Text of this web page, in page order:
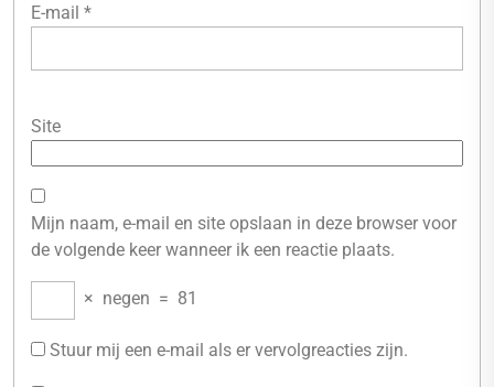
E-mail *
Site
Mijn naam, e-mail en site opslaan in deze browser voor
de volgende keer wanneer ik een reactie plaats.
× negen = 81
Stuur mij een e-mail als er vervolgreacties zijn.